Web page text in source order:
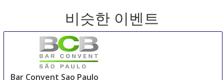
비슷한 이벤트
Bar Convent Sao Paulo